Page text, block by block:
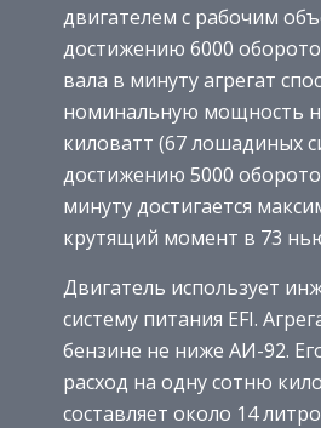
двигателем с рабочим
достижению 6000
вала в минуту агрегат
номинальную мощность
киловатт (67 лошадиных
достижению 5000
минуту достигается
крутящий момент в 73
Двигатель использует
систему питания EFI.
бензине не ниже АИ-92.
расход на одну сотню
составляет около 14